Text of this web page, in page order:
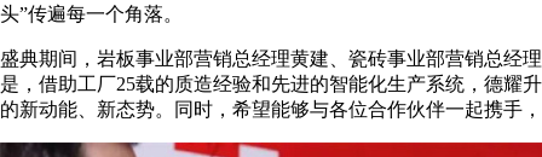
头”传遍每一个角落。
盛典期间，岩板事业部营销总经理黄建、瓷砖事业部营销总经
是，借助工厂25载的质造经验和先进的智能化生产系统，德耀
的新动能、新态势。同时，希望能够与各位合作伙伴一起携手